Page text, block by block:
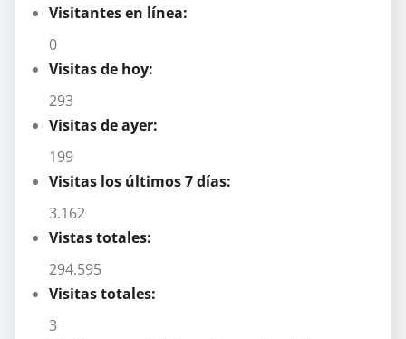
Visitantes en línea:
0
Visitas de hoy:
293
Visitas de ayer:
199
Visitas los últimos 7 días:
3.162
Vistas totales:
294.595
Visitas totales:
3